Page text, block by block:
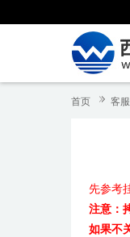
首页 客
先参考
注意：
如果不